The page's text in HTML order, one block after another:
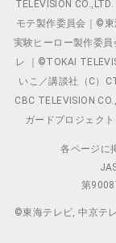
TELEVISION
モテ製作委員会｜©
実験ヒーロー製作委
レ ｜©TOKAI
いこ／講談社（C）
CBC TELEVISION
ガードプロジェク
各ページに
第
©東海テレビ, 中京テ